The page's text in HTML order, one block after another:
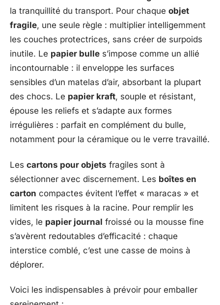
la tranquillité du transport. Pour chaque objet
fragile, une seule règle : multiplier intelligemment
les couches protectrices, sans créer de surpoids
inutile. Le papier bulle s’impose comme un allié
incontournable : il enveloppe les surfaces
sensibles d’un matelas d’air, absorbant la plupart
des chocs. Le papier kraft, souple et résistant,
épouse les reliefs et s’adapte aux formes
irrégulières : parfait en complément du bulle,
notamment pour la céramique ou le verre travaillé.
Les cartons pour objets fragiles sont à
sélectionner avec discernement. Les boîtes en
carton compactes évitent l’effet « maracas » et
limitent les risques à la racine. Pour remplir les
vides, le papier journal froissé ou la mousse fine
s’avèrent redoutables d’efficacité : chaque
interstice comblé, c’est une casse de moins à
déplorer.
Voici les indispensables à prévoir pour emballer